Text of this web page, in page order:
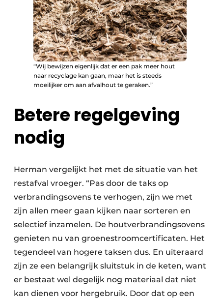
“Wij bewijzen eigenlijk dat er een pak meer hout
naar recyclage kan gaan, maar het is steeds
moeilijker om aan afvalhout te geraken.”
Betere regelgeving
nodig
Herman vergelijkt het met de situatie van het
restafval vroeger. “Pas door de taks op
verbrandingsovens te verhogen, zijn we met
zijn allen meer gaan kijken naar sorteren en
selectief inzamelen. De houtverbrandingsovens
genieten nu van groenestroomcertificaten. Het
tegendeel van hogere taksen dus. En uiteraard
zijn ze een belangrijk sluitstuk in de keten, want
er bestaat wel degelijk nog materiaal dat niet
kan dienen voor hergebruik. Door dat op een